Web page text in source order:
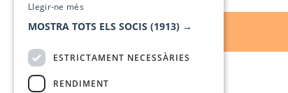
Llegir-ne més
MOSTRA TOTS ELS SOCIS (1913) →
ESTRICTAMENT NECESSÀRIES
RENDIMENT